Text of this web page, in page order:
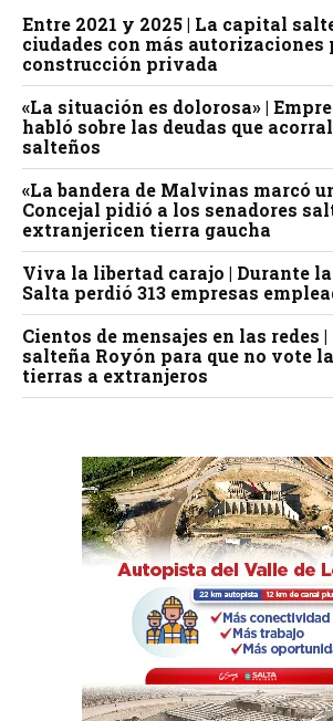
Entre 2021 y 2025 | La capital
ciudades con más autorizaciones
construcción privada
«La situación es dolorosa» |
habló sobre las deudas que
salteños
«La bandera de Malvinas marcó
Concejal pidió a los senadores
extranjericen tierra gaucha
Viva la libertad carajo | Durante
Salta perdió 313 empresas
Cientos de mensajes en las redes
salteña Royón para que no vote
tierras a extranjeros